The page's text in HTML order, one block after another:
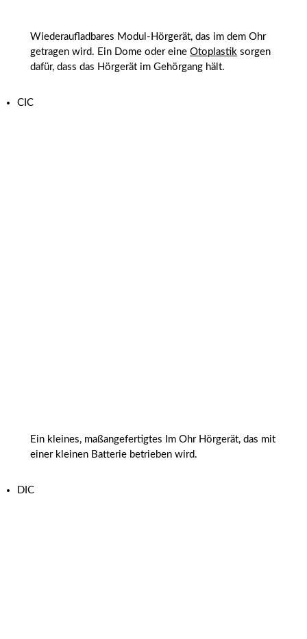
Wiederaufladbares Modul-Hörgerät, das im dem Ohr
getragen wird. Ein Dome oder eineOtoplastik sorgen
dafür, dass das Hörgerät im Gehörgang hält.
CIC
Ein kleines, maßangefertigtes Im Ohr Hörgerät, das mit
einer kleinen Batterie betrieben wird.
DIC